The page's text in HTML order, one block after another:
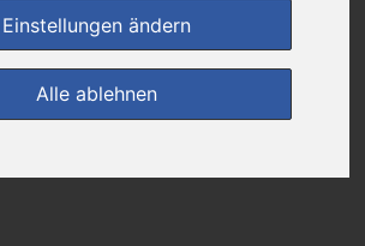
Einstellungen ändern
Alle ablehnen
Preisalarm